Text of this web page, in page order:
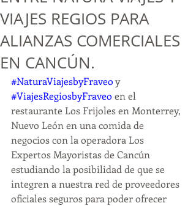
VIAJES REGIOS PARA
ALIANZAS COMERCIALES
EN CANCÚN.
#NaturaViajesbyFraveo y
#ViajesRegiosbyFraveo en el
restaurante Los Frijoles en Monterrey,
Nuevo León en una comida de
negocios con la operadora Los
Expertos Mayoristas de Cancún
estudiando la posibilidad de que se
integren a nuestra red de proveedores
oficiales seguros para poder ofrecer